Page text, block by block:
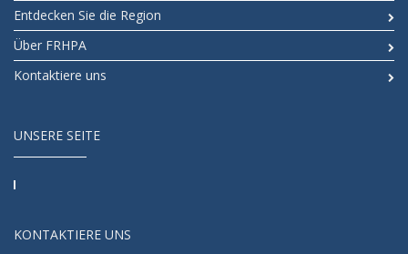
Entdecken Sie die Region
Über FRHPA
Kontaktiere uns
UNSERE SEITE
KONTAKTIERE UNS